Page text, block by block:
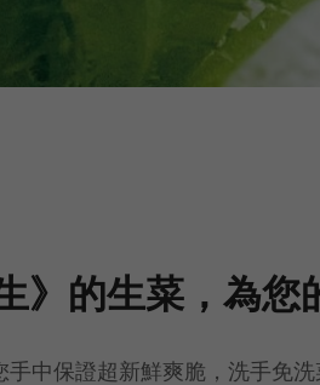
》的生菜，為
手中保證超新鮮爽脆，洗手免